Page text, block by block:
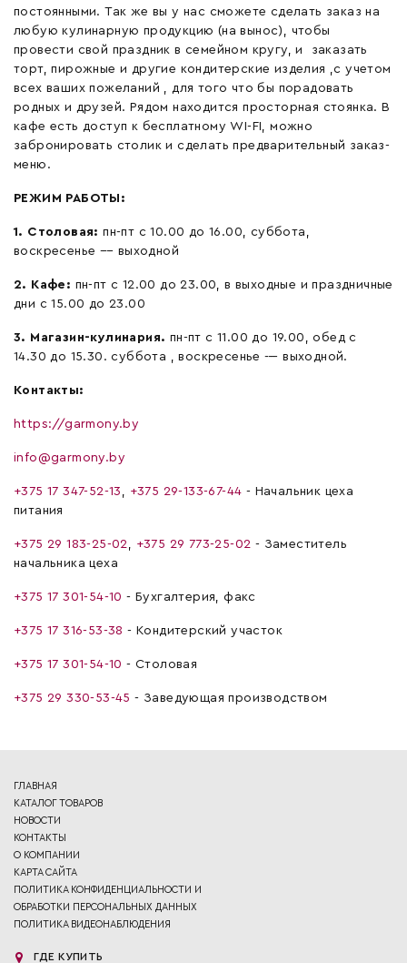
постоянными. Так же вы у нас сможете сделать заказ на
любую кулинарную продукцию (на вынос), чтобы
провести свой праздник в семейном кругу, и заказать
торт, пирожные и другие кондитерские изделия ,с учетом
всех ваших пожеланий , для того что бы порадовать
родных и друзей. Рядом находится просторная стоянка. В
кафе есть доступ к бесплатномуWI-FI, можно
забронировать столик и сделать предварительный заказ-
меню.
РЕЖИМ РАБОТЫ:
1. С толовая:пн-пт с 10.00 до 16.00, суббота,
воскресенье ---- выходной
2. Кафе: пн-пт с 12.00 до 23.00, в выходные и праздничные
дни с 15.00 до 23.00
3. М агазин-кулинария. пн-пт с 11.00 до 19.00, обед с
14.30 до 15.30. суббота , воскресенье ---- выходной.
Контакты:
https://garmony.by
info@garmony.by
+375 17 347-52-13 +375 29-133-67-44 - Начальник цеха
питания
+375 29 183-25-02 +375 29 773-25-02 - Заместитель
начальника цеха
+375 17 301-54-10 - Бухгалтерия, факс
+375 17 316-53-38 - Кондитерский участок
+375 17 301-54-10 - Столовая
+375 29 330-53-45 - Заведующая производством
ГЛАВНАЯ
КАТАЛОГ ТОВАРОВ
НОВОСТИ
КОНТАКТЫ
О КОМПАНИИ
КАРТА САЙТА
ПОЛИТИКА КОНФИДЕНЦИАЛЬНОСТИ И
ОБРАБОТКИ ПЕРСОНАЛЬНЫХ ДАННЫХ
ПОЛИТИКА ВИДЕОНАБЛЮДЕНИЯ
ГДЕ КУПИТЬ